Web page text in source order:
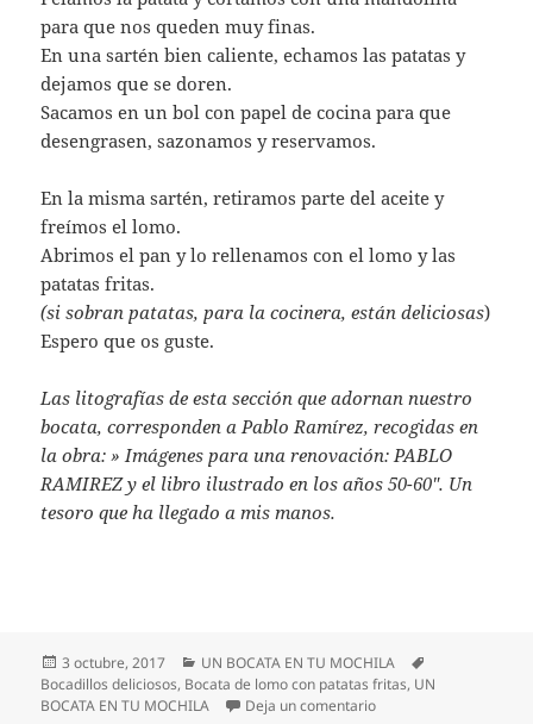
para que nos queden muy finas.
En una sartén bien caliente, echamos las patatas y
dejamos que se doren.
Sacamos en un bol con papel de cocina para que
desengrasen, sazonamos y reservamos.
En la misma sartén, retiramos parte del aceite y
freímos el lomo.
Abrimos el pan y lo rellenamos con el lomo y las
patatas fritas.
(si sobran patatas, para la cocinera, están deliciosas)
Espero que os guste.
Las litografías de esta sección que adornan nuestro
bocata, corresponden a Pablo Ramírez, recogidas en
la obra: » Imágenes para una renovación: PABLO
RAMIREZ y el libro ilustrado en los años 50-60″. Un
tesoro que ha llegado a mis manos.
Publicado
el
3 octubre, 2017 Categorías
UN BOCATA EN TU MOCHILA
Bocadillos deliciosos, Bocata de lomo con patatas fritas, UN
BOCATA EN TU MOCHILA
Deja un comentarioen Bocata de lomo con